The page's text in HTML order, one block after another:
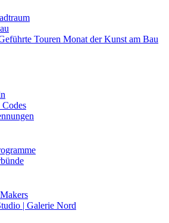
Touren Monat der Kunst am Bau
| Galerie Nord